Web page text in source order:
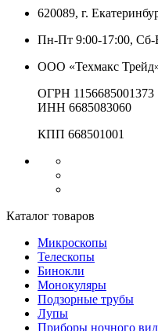
620089, г.
Пн-Пт 9:00-17:00, Сб-
ООО «Техмакс
ОГРН 1156685001373
ИНН 6685083060
КПП 668501001
Каталог товаров
Микроскопы
Телескопы
Бинокли
Монокуляры
Подзорные трубы
Лупы
Приборы ночного